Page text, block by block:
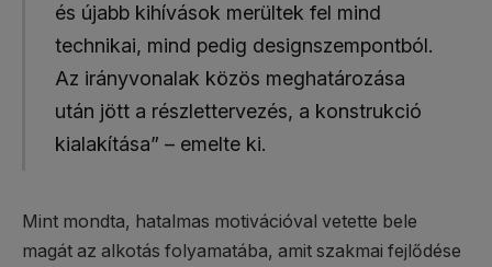
és újabb kihívások merültek fel mind
technikai, mind pedig designszempontból.
Az irányvonalak közös meghatározása
után jött a részlettervezés, a konstrukció
kialakítása” – emelte ki.
Mint mondta, hatalmas motivációval vetette bele
magát az alkotás folyamatába, amit szakmai fejlődése